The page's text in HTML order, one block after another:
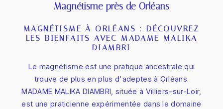
Magnétisme près de Orléans
MAGNÉTISME À ORLÉANS : DÉCOUVREZ
LES BIENFAITS AVEC MADAME MALIKA
DIAMBRI
Le magnétisme est une pratique ancestrale qui
trouve de plus en plus d'adeptes à Orléans.
MADAME MALIKA DIAMBRI, située à Villiers-sur-Loir,
est une praticienne expérimentée dans le domaine